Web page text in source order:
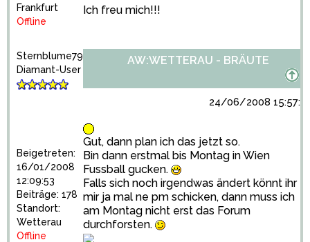
Frankfurt
Offline
Ich freu mich!!!
Sternblume79
Diamant-User
Beigetreten:
16/01/2008
12:09:53
Beiträge: 178
Standort:
Wetterau
Offline
AW:WETTERAU - BRÄUTE
24/06/2008
Gut, dann plan ich das jetzt so.
Bin dann erstmal bis Montag in Wien
Fussball gucken.
Falls sich noch irgendwas ändert könnt ihr
mir ja mal ne pm schicken, dann muss ich
am Montag nicht erst das Forum
durchforsten.